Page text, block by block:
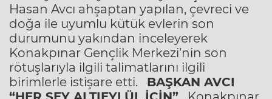
Hasan Avcı ahşaptan yapılan, çevreci ve
doğa ile uyumlu kütük evlerin son
durumunu yakından inceleyerek
Konakpınar Gençlik Merkezi’nin son
rötuşlarıyla ilgili talimatlarını ilgili
birimlerle istişare etti. BAŞKAN AVCI